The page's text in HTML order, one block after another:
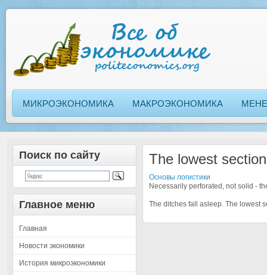
МИКРОЭКОНОМИКА МАКРОЭКОНОМИКА
Поиск по сайту
Главное меню
Главная
Новости экономики
История микроэкономики
The lowest section
Основы логистики
Necessarily perforated, not solid -
The ditches fall asleep. The lowest